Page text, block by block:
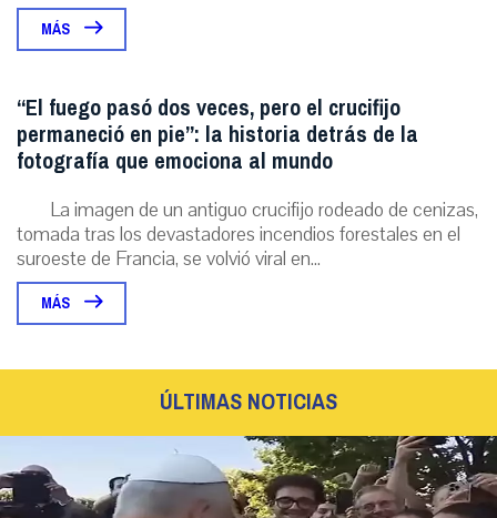
MÁS
“El fuego pasó dos veces, pero el crucifijo
permaneció en pie”: la historia detrás de la
fotografía que emociona al mundo
La imagen de un antiguo crucifijo rodeado de cenizas,
tomada tras los devastadores incendios forestales en el
suroeste de Francia, se volvió viral en...
MÁS
ÚLTIMAS NOTICIAS